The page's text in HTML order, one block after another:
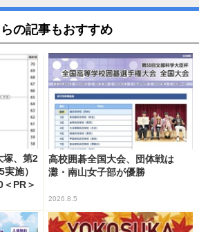
の記事もおすすめ
塚、第2
施）
PR＞
高校囲碁全国大会、団体戦は
灘・南山女子部が優勝
2026.8.5